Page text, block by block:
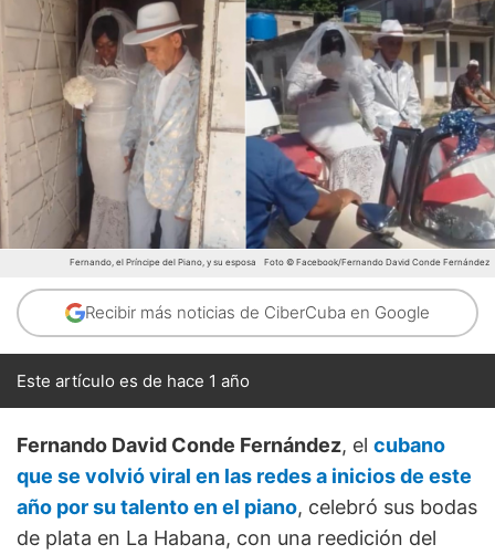
Fernando, el Príncipe del Piano, y su esposa Foto © Facebook/Fernando David Conde Fernández
Recibir más noticias de CiberCuba en Google
Este artículo es de hace 1 año
Fernando David Conde Fernández, el cubano
que se volvió viral en las redes a inicios de este
año por su talento en el piano, celebró sus bodas
de plata en La Habana, con una reedición del